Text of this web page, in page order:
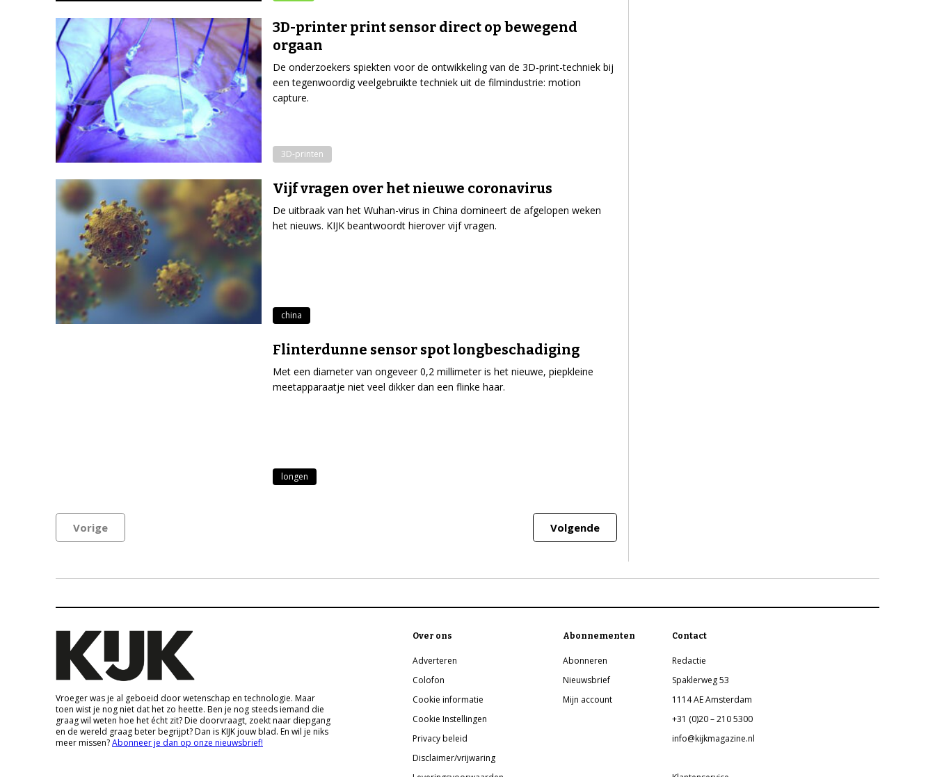
3D-printer print sensor direct op bewegend
orgaan
De onderzoekers spiekten voor de ontwikkeling van de 3D-print-techniek bij
een tegenwoordig veelgebruikte techniek uit de filmindustrie: motion
capture.
3D-printen
Vijf vragen over het nieuwe coronavirus
De uitbraak van het Wuhan-virus in China domineert de afgelopen weken
het nieuws. KIJK beantwoordt hierover vijf vragen.
china
Flinterdunne sensor spot longbeschadiging
Met een diameter van ongeveer 0,2 millimeter is het nieuwe, piepkleine
meetapparaatje niet veel dikker dan een flinke haar.
longen
Vorige Volgende
Vroeger was je al geboeid door wetenschap en technologie. Maar
toen wist je nog niet dat het zo heette. Ben je nog steeds iemand die
graag wil weten hoe het écht zit? Die doorvraagt, zoekt naar diepgang
en de wereld graag beter begrijpt? Dan is KIJK jouw blad. En wil je niks
meer missen?Abonneer je dan op onze nieuwsbrief!
Over ons
Adverteren
Colofon
Cookie informatie
Cookie Instellingen
Privacy beleid
Disclaimer/vrijwaring
Abonnementen
Abonneren
Nieuwsbrief
Mijn account
Contact
Redactie
Spaklerweg 53
1114 AE Amsterdam
+31 (0)20 – 210 5300
info@kijkmagazine.nl